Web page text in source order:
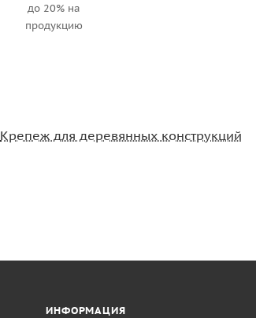
до 20% на
продукцию
Крепеж для деревянных конструкций
ИНФОРМАЦИЯ